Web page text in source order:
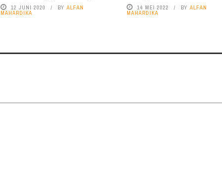
12 JUNI 2020 BYALFAN
MAHARDIKA
14 MEI 2022 BY ALFAN
MAHARDIKA